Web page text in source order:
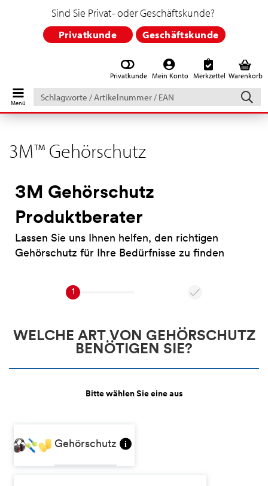
Privatkunde Mein Konto Merkzettel Warenkorb
Schlagworte
/
Artikelnummer
EAN
Sind Sie Privat- oder Geschäftskunde?
Privatkunde Geschäftskunde
3M™ Gehörschutz
3M Gehörschutz
Produktberater
Lassen Sie uns Ihnen helfen, den richtigen
Gehörschutz für Ihre Bedürfnisse zu finden
1
WELCHE ART VON GEHÖRSCHUTZ
BENÖTIGEN SIE?
Bitte wählen Sie eine aus
Gehörschutz i